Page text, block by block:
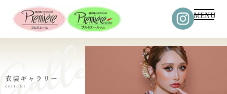
MENU
衣装ギャラリー
COSTUME